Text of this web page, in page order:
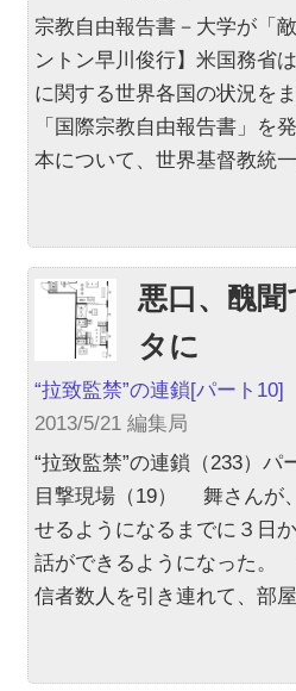
宗教自由報告書－大学が
ントン早川俊行】米国務省
に関する世界各国の状況を
「国際宗教自由報告書」を
本について、世界基督教統
悪口、醜
タに
“拉致監禁”の連鎖[パート10]
2013/5/21 編集局
“拉致監禁”の連鎖（233）パ
目撃現場（19） 舞さんが
せるようになるまでに３日
話ができるようになった
信者数人を引き連れて、部